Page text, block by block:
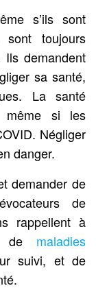
s’ils sont
toujours
demandent
sa santé,
La santé
même si les
Négliger
danger.
demander de
de
rappellent à
de maladies
suivi, et de